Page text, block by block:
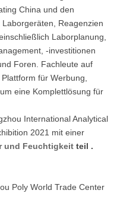
China und den
Reagenzien
Laborplanung,
-investitionen
Foren. Fachleute auf
für Werbung,
eine Komplettlösung für
International Analytical
2021 mit einer
und Feuchtigkeit teil .
Poly World Trade Center